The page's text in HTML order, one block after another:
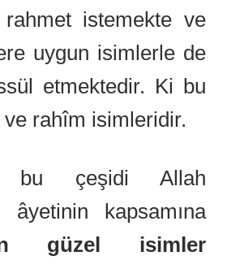
istemekte ve
uygun isimlerle de
etmektedir. Ki bu
rahîm isimleridir.
bu çeşidi Allah
âyetinin kapsamına
güzel isimler